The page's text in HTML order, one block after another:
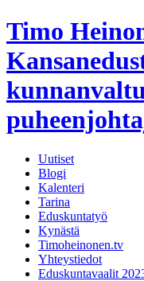
Timo
Uutiset
Blogi
Kalenteri
Tarina
Eduskuntatyö
Kynästä
Timoheinonen.tv
Yhteystiedot
Eduskuntavaalit